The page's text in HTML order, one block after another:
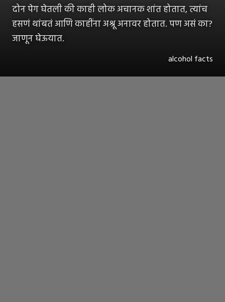
दोन पेग घेतली की काही लोक अचानक शांत होतात, त्यांच
हसणं थांबतं आणि काहींना अश्रू अनावर होतात. पण असं का?
जाणून घेऊयात.
alcohol facts